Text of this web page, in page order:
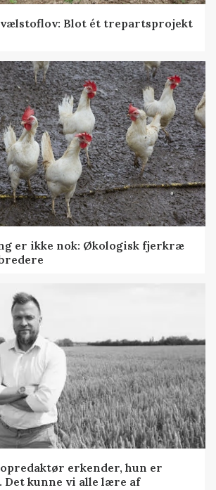
Blot ét trepartsprojekt
er ikke nok: Økologisk fjerkræ
erkender, hun er
Det kunne vi alle lære af